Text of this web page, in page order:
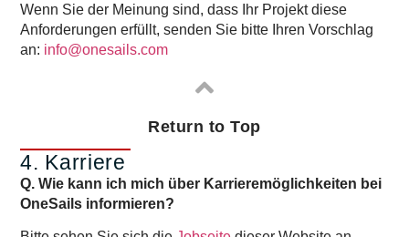
Wenn Sie der Meinung sind, dass Ihr Projekt diese
Anforderungen erfüllt, senden Sie bitte Ihren Vorschlag
an: info@onesails.com
Return to Top
4. Karriere
Q. Wie kann ich mich über Karrieremöglichkeiten bei
OneSails informieren?